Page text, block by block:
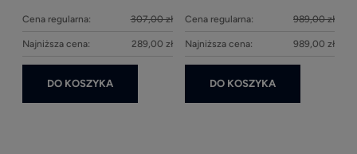
Cena regularna: 307,00 zł
Najniższa cena: 289,00 zł
DO KOSZYKA
Cena regularna: 989,00 zł
Najniższa cena: 989,00 zł
DO KOSZYKA